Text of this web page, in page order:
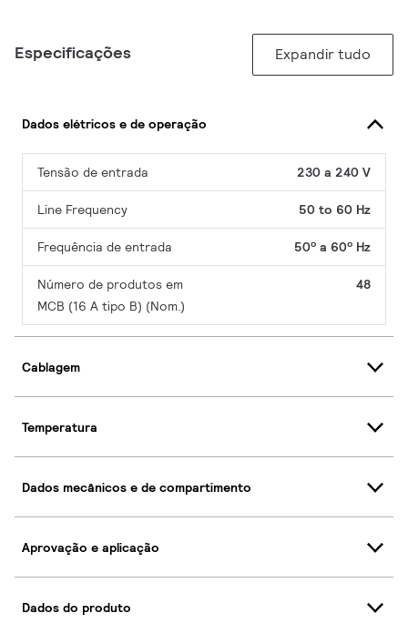
Especificações Expandir tudo
Dados elétricos e de operação
Tensão de entrada 230 a 240 V
Line Frequency 50 to 60 Hz
Frequência de entrada 50º a 60º Hz
Número de produtos em
MCB (16 A tipo B) (Nom.)
48
Cablagem
Temperatura
Dados mecânicos e de compartimento
Aprovação e aplicação
Dados do produto